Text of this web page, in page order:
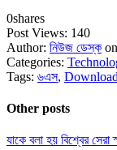
0shares
Post Views: 140
Author: নিউজ ডেস্ক
Categories:
Tags: ৬এস,
Other posts
যাকে বলা হয় বিশ্বের সেরা